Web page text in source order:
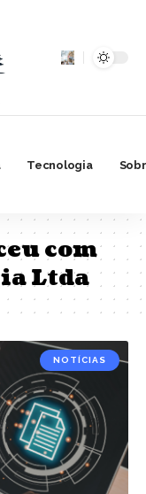
Tecnologia
com
Ltda
NOTÍCIAS